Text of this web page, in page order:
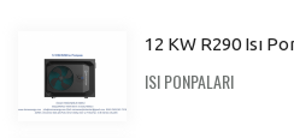
12 KW R290 Isı
ISI PONPALARI